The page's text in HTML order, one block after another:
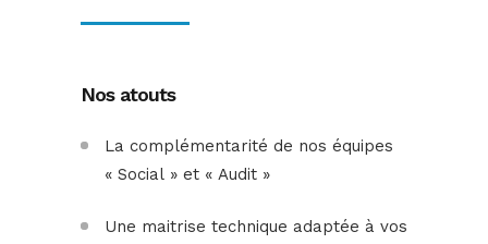
Nos atouts
La complémentarité de nos équipes
« Social » et « Audit »
Une maitrise technique adaptée à vos